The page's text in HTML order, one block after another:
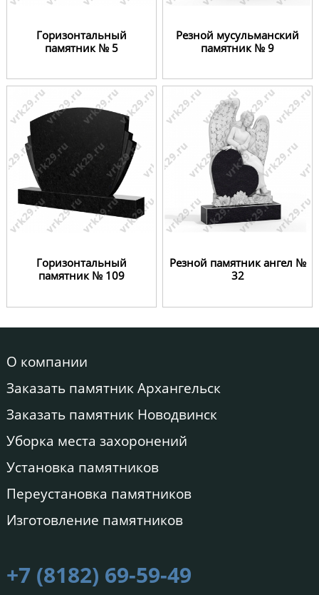
Горизонтальный
памятник № 5
Резной мусульманский
памятник № 9
Горизонтальный
памятник № 109
Резной памятник ангел №
32
О компании
Заказать памятник Архангельск
Заказать памятник Новодвинск
Уборка места захоронений
Установка памятников
Переустановка памятников
Изготовление памятников
+7 (8182) 69-59-49